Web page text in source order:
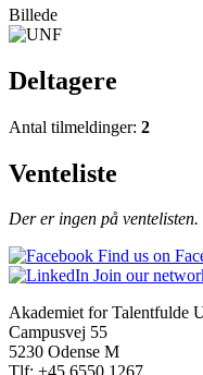
Billede
Deltagere
Antal tilmeldinger: 2
Venteliste
Der er ingen på ventelisten.
Find us on
Join our
Akademiet for Talentfulde
Campusvej 55
5230 Odense M